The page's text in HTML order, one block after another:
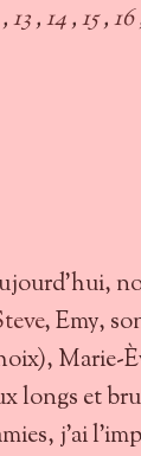
13,14,15,16
, Emy,
Marie-
longs et
j’ai